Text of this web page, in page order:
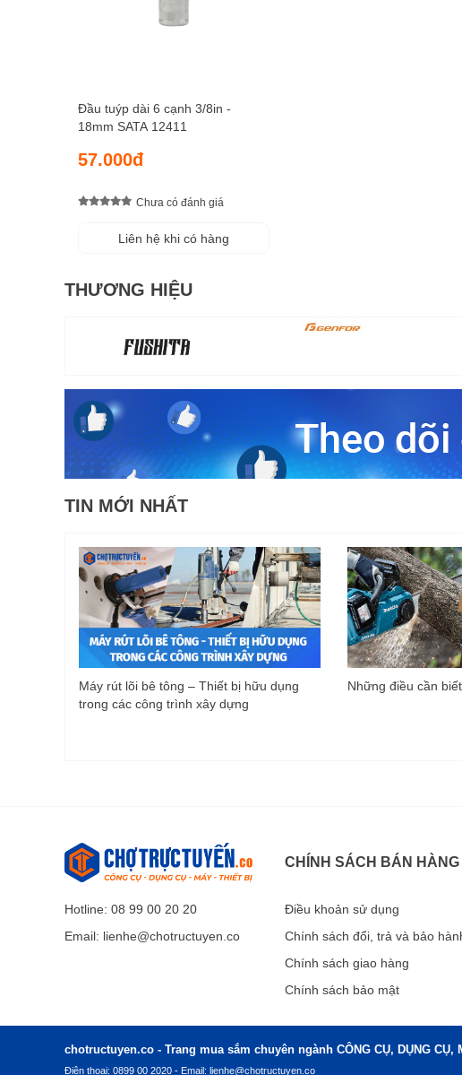
Đầu tuýp dài 6 cạnh 3/8in -
18mm SATA 12411
57.000đ
Chưa có đánh giá
Liên hệ khi có hàng
THƯƠNG HIỆU
TIN MỚI NHẤT
Máy rút lõi bê tông – Thiết bị hữu dụng
trong các công trình xây dựng
Những điều cần
Hotline: 08 99 00 20 20
Email: lienhe@chotructuyen.co
CHÍNH SÁCH BÁN HÀNG
Điều khoản sử dụng
Chính sách đổi, trả và bảo
Chính sách giao hàng
Chính sách bảo mật
chotructuyen.co - Trang mua sắm chuyên ngành CÔNG CỤ, DỤNG
Điện thoại: 0899 00 2020 - Email: lienhe@chotructuyen.co